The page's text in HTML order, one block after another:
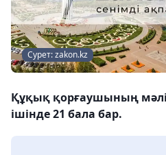
Сурет: zakon.kz
Құқық қорғаушының
ішінде 21 бала бар.